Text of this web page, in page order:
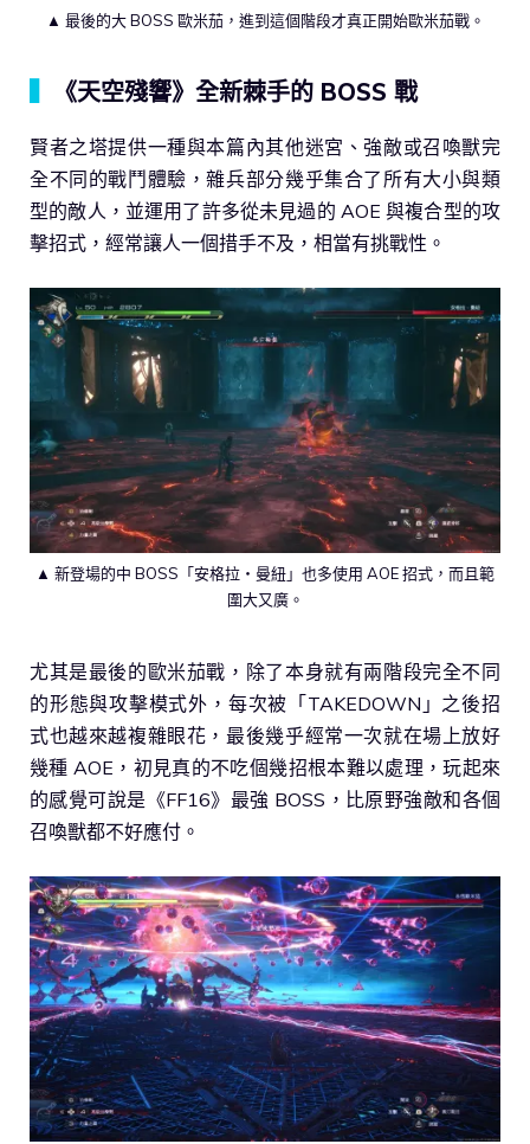
▲ 最後的大 BOSS 歐米茄，進到這個階段才真正開始歐米茄戰。
《天空殘響》全新棘手的 BOSS 戰
賢者之塔提供一種與本篇內其他迷宮、強敵或召喚獸完
全不同的戰鬥體驗，雜兵部分幾乎集合了所有大小與類
型的敵人，並運用了許多從未見過的 AOE 與複合型的攻
擊招式，經常讓人一個措手不及，相當有挑戰性。
▲ 新登場的中 BOSS「安格拉・曼紐」也多使用 AOE 招式，而且範
圍大又廣。
尤其是最後的歐米茄戰，除了本身就有兩階段完全不同
的形態與攻擊模式外，每次被「TAKEDOWN」之後招
式也越來越複雜眼花，最後幾乎經常一次就在場上放好
幾種 AOE，初見真的不吃個幾招根本難以處理，玩起來
的感覺可說是《FF16》最強 BOSS，比原野強敵和各個
召喚獸都不好應付。